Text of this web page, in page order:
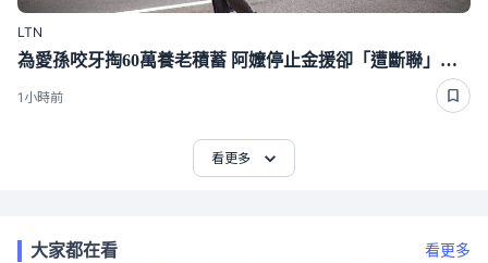
LTN
為愛孫咬牙掏60萬養老積蓄 阿嬤停止金援卻「遭斷聯」下場好心酸
1小時前
看更多
大家都在看 看更多